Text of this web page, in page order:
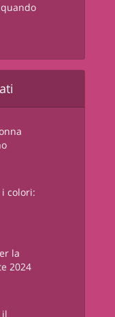
colori:
la
2024
il